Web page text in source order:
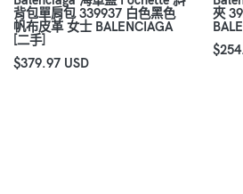
背包單肩包 339937 白色黑色
帆布皮革 女士 BALENCIAGA
[二手]
$379.97 USD
夾